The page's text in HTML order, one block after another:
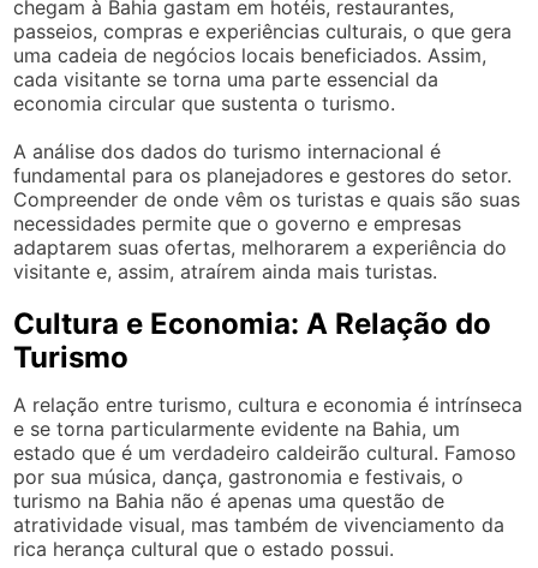
chegam à Bahia gastam em hotéis, restaurantes,
passeios, compras e experiências culturais, o que gera
uma cadeia de negócios locais beneficiados. Assim,
cada visitante se torna uma parte essencial da
economia circular que sustenta o turismo.
A análise dos dados do turismo internacional é
fundamental para os planejadores e gestores do setor.
Compreender de onde vêm os turistas e quais são suas
necessidades permite que o governo e empresas
adaptarem suas ofertas, melhorarem a experiência do
visitante e, assim, atraírem ainda mais turistas.
Cultura e Economia: A Relação do
Turismo
A relação entre turismo, cultura e economia é intrínseca
e se torna particularmente evidente na Bahia, um
estado que é um verdadeiro caldeirão cultural. Famoso
por sua música, dança, gastronomia e festivais, o
turismo na Bahia não é apenas uma questão de
atratividade visual, mas também de vivenciamento da
rica herança cultural que o estado possui.